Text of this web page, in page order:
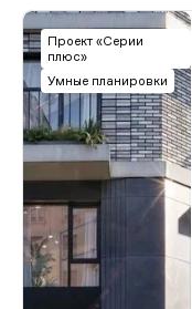
Проект «Серии
плюс»
Умные планировки